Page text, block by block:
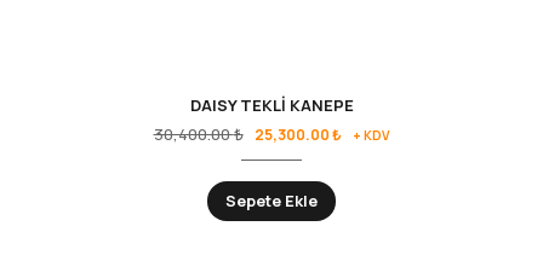
DAISY TEKLİ KANEPE
30,400.00₺ 25,300.00₺ + KDV
Sepete Ekle